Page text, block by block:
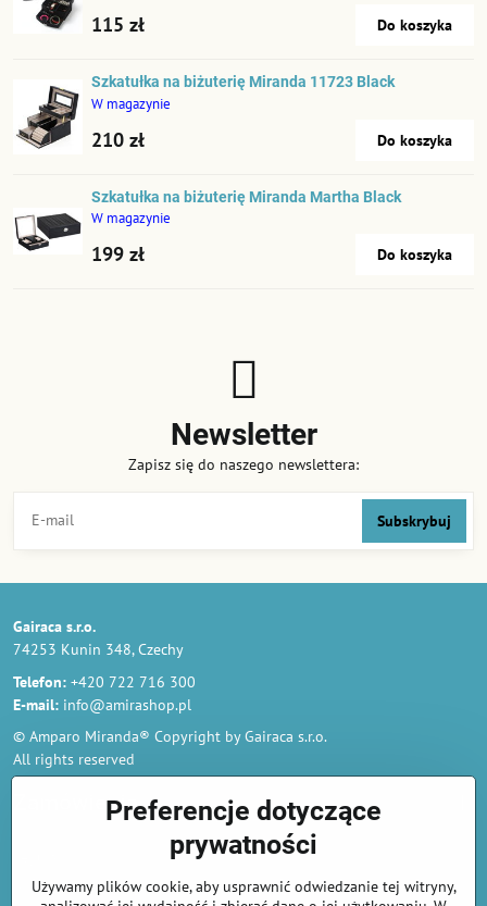
115 zł Do koszyka
Szkatułka na biżuterię Miranda 11723 Black
W magazynie
210 zł Do koszyka
Szkatułka na biżuterię Miranda Martha Black
W magazynie
199 zł Do koszyka
Newsletter
Zapisz się do naszego newslettera:
Subskrybuj
Gairaca s.r.o.
74253 Kunin 348, Czechy
Telefon: +420 722 716 300
E-mail: info@amirashop.pl
© Amparo Miranda® Copyright by Gairaca s.r.o.
All rights reserved
Zamówienia
Polityka prywatności i ochrony danych osobowych
Preferencje dotyczące
prywatności
Używamy plików cookie, aby usprawnić odwiedzanie tej witryny,